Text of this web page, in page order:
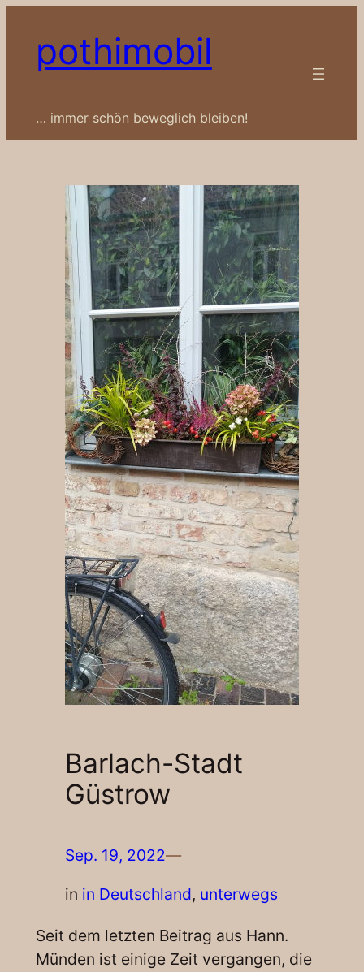
Inhalt
springen
pothimobil
… immer schön beweglich bleiben!
Barlach-Stadt
Güstrow
Sep. 19, 2022—
in in Deutschland, unterwegs
Seit dem letzten Beitrag aus Hann.
Münden ist einige Zeit vergangen, die